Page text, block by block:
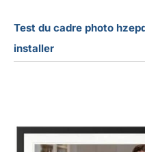
Test du cadre photo
installer